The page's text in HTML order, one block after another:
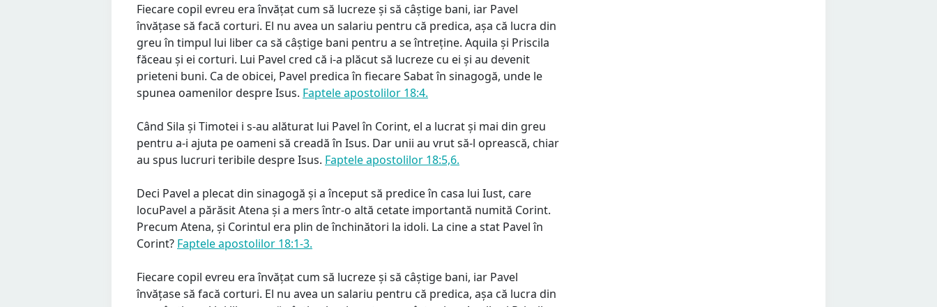
Fiecare copil evreu era învățat cum să lucreze și să câștige bani, iar Pavel
învățase să facă corturi. El nu avea un salariu pentru că predica, așa că lucra din
greu în timpul lui liber ca să câștige bani pentru a se întreține. Aquila și Priscila
făceau și ei corturi. Lui Pavel cred că i-a plăcut să lucreze cu ei și au devenit
prieteni buni. Ca de obicei, Pavel predica în fiecare Sabat în sinagogă, unde le
spunea oamenilor despre Isus. Faptele apostolilor 18:4.
Când Sila și Timotei i s-au alăturat lui Pavel în Corint, el a lucrat și mai din greu
pentru a-i ajuta pe oameni să creadă în Isus. Dar unii au vrut să-l oprească, chiar
au spus lucruri teribile despre Isus. Faptele apostolilor 18:5,6.
Deci Pavel a plecat din sinagogă și a început să predice în casa lui Iust, care
locuPavel a părăsit Atena și a mers într-o altă cetate importantă numită Corint.
Precum Atena, și Corintul era plin de închinători la idoli. La cine a stat Pavel în
Corint? Faptele apostolilor 18:1-3.
Fiecare copil evreu era învățat cum să lucreze și să câștige bani, iar Pavel
învățase să facă corturi. El nu avea un salariu pentru că predica, așa că lucra din